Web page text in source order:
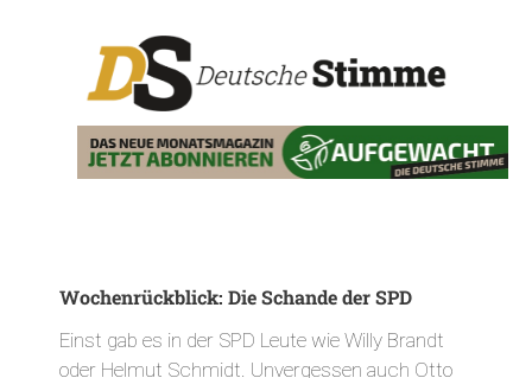
Wochenrückblick: Die Schande der SPD
Einst gab es in der SPD Leute wie Willy Brandt
oder Helmut Schmidt. Unvergessen auch Otto